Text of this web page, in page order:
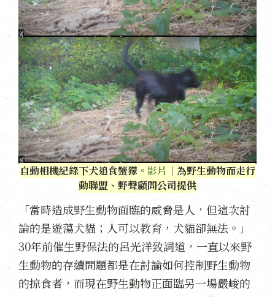
自動相機紀錄下犬追食蟹獴。 影片 ｜為野生動物而走行
動聯盟、野聲顧問公司提供
「當時造成野生動物面臨的威脅是人，但這次討
論的是遊蕩犬貓；人可以教育，犬貓卻無法。」
30年前催生野保法的呂光洋致詞道，一直以來野
生動物的存續問題都是在討論如何控制野生動物
的掠食者，而現在野生動物正面臨另一場嚴峻的